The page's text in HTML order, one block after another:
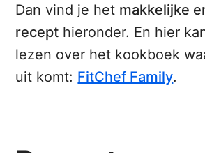
Dan vind je het makkelijke
recept hieronder. En hier
lezen over het kookboek
uit komt: FitChef Family.